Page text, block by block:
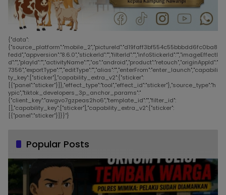
{"data":
{"source_platform":"mobile_2","pictureId":"d19faff3bf554c55bbbdd6fc0ba8
fedd","appversion":"8.6.0","stickerId":"","filterId":"","infoStickerId":"","imageEffectI
d":"","playId":"","activityName":"","os":"android","product":"retouch","originAppId":"
7356","exportType":"","editType":"","alias":"","enterFrom":"enter_launch","capabili
ty_key":["sticker"],"capability_extra_v2":{"sticker":
[{"panel":"sticker"}]},"effect_type":"tool","effect_id":"sticker"},"source_type":"h
ypic","tiktok_developers_3p_anchor_params":"
{"client_key":"awgvo7gzpeas2ho6","template_id":"","filter_id":
[],"capability_key":["sticker"],"capability_extra_v2":{"sticker":
[{"panel":"sticker"}]}}"}
Popular Posts